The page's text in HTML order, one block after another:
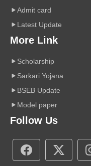
Admit card
Latest Update
More Link
Scholarship
Sarkari Yojana
BSEB Update
Model paper
Follow Us